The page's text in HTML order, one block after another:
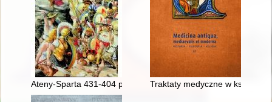
Ateny-Sparta 431-404 p.n.e Traktaty medyczne w